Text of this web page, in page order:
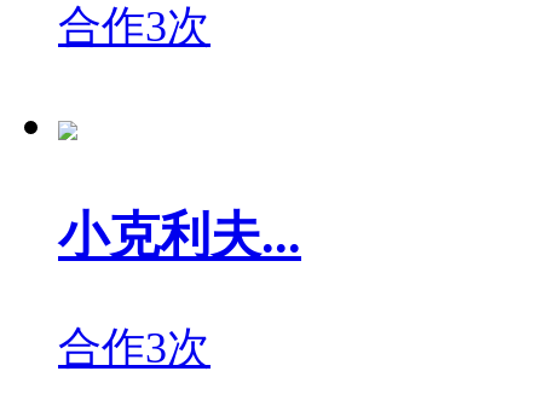
合作3次
小克利夫...
合作3次